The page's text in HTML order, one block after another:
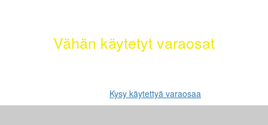
Vähän käytetyt varaosat
Kysy käytettyä varaosaa